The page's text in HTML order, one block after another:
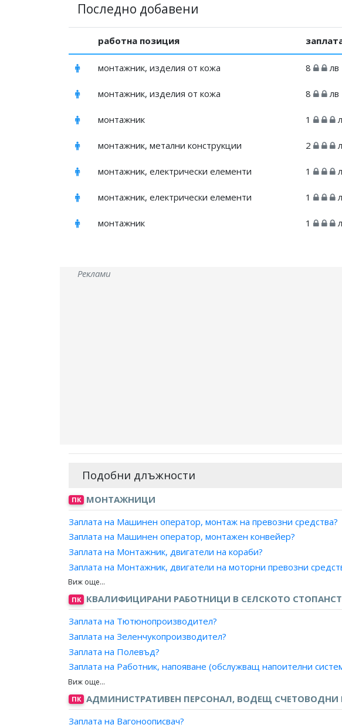
Последно добавени
работна позиция
монтажник, изделия от кожа 8 лв
монтажник, изделия от кожа 8 лв
монтажник 1
монтажник, метални конструкции 2
монтажник, електрически елементи 1
монтажник, електрически елементи 1
монтажник 1
Реклами
Подобни длъжности
ПК МОНТАЖНИЦИ
Заплата на Машинен оператор, монтаж на превозни средства?
Заплата на Машинен оператор, монтажен конвейер?
Заплата на Монтажник, двигатели на кораби?
Заплата на Монтажник, двигатели на моторни превозни
Заплата на Монтажник, двигатели на самолети и летателни
Заплата на Монтажник, дърводелски машини?
Заплата на Монтажник, електрически машини?
Заплата на Монтажник, металорежещи машини?
Заплата на Монтажник, механични машини?
Заплата на Монтажник, парен двигател?
Заплата на Монтажник, печатарски машини?
Заплата на Монтажник, подкопни машини?
Заплата на Монтажник, превозни средства?
Заплата на Монтажник, промишлено оборудване?
ПК КВАЛИФИЦИРАНИ РАБОТНИЦИ В СЕЛСКОТО
Заплата на Тютюнопроизводител?
Заплата на Зеленчукопроизводител?
Заплата на Полевъд?
Заплата на Работник, напояване (обслужващ напоителни
Заплата на Работник, отглеждащ захарно цвекло?
Заплата на Работник, производител на захарно цвекло?
Заплата на Работник, отглеждащ зеленчуци?
ПК АДМИНИСТРАТИВЕН ПЕРСОНАЛ, ВОДЕЩ
Заплата на Вагоноописвач?